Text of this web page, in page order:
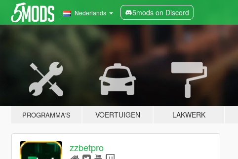
Nederlands 5mods on Discord
PROGRAMMA'S VOERTUIGEN LAKWERK
zzbetpro